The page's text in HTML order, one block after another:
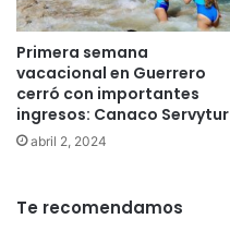
Primera semana
vacacional en Guerrero
cerró con importantes
ingresos: Canaco Servytur
abril 2, 2024
Te recomendamos